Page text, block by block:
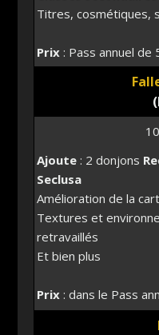
Titres, cosmétiques,
Prix: Pass annuel de
Ajoute: 2 donjons
Seclusa
Amélioration de la
Textures et
retravaillés
Et bien plus
Prix: dans le Pass